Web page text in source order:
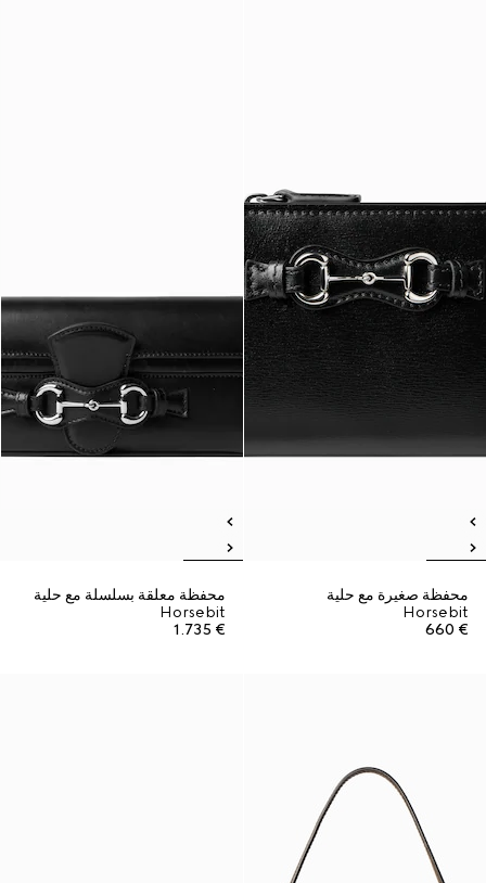
محفظة صغيرة مع حلية
Horsebit
€ 660
محفظة معلقة بسلسلة مع حلية
Horsebit
€ 1.735